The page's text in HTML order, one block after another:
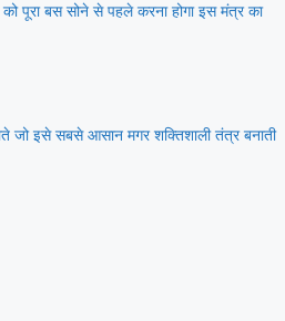
पूरा बस सोने से पहले करना होगा इस मंत्र का
इसे सबसे आसान मगर शक्तिशाली तंत्र बनाती